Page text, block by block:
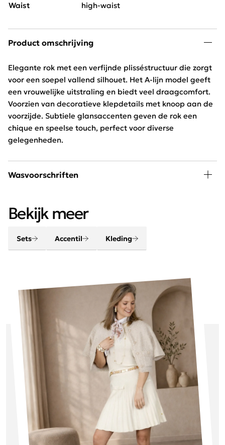
Waist high-waist
Product omschrijving
Elegante rok met een verfijnde plisséstructuur die zorgt
voor een soepel vallend silhouet. Het A-lijn model geeft
een vrouwelijke uitstraling en biedt veel draagcomfort.
Voorzien van decoratieve klepdetails met knoop aan de
voorzijde. Subtiele glansaccenten geven de rok een
chique en speelse touch, perfect voor diverse
gelegenheden.
Wasvoorschriften
Bekijk meer
Sets Accentil Kleding